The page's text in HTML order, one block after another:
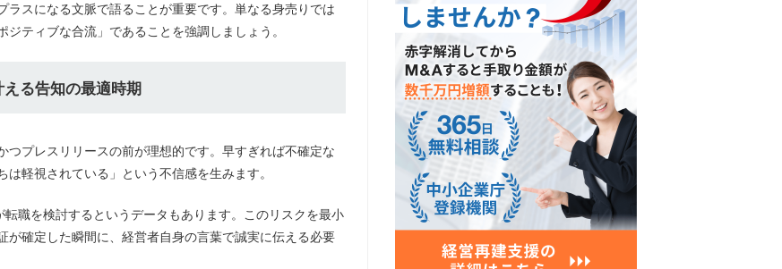
ラスになる文脈で語ることが重要です。単なる身売りでは
ティブな合流」であることを強調しましょう。
る告知の最適時期
つプレスリリースの前が理想的です。早すぎれば不確定な
軽視されている」という不信感を生みます。
職を検討するというデータもあります。このリスクを最小
が確定した瞬間に、経営者自身の言葉で誠実に伝える必要